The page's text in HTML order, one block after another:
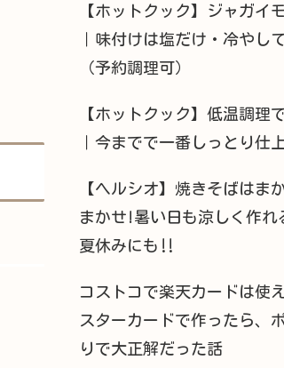
【ホットクック】ジャガイ
｜味付けは塩だけ・冷やし
（予約調理可）
【ホットクック】低温調理
｜今までで一番しっとり仕
【ヘルシオ】焼きそばはま
まかせ!暑い日も涼しく作れ
夏休みにも‼︎
コストコで楽天カードは使
スターカードで作ったら、
りで大正解だった話